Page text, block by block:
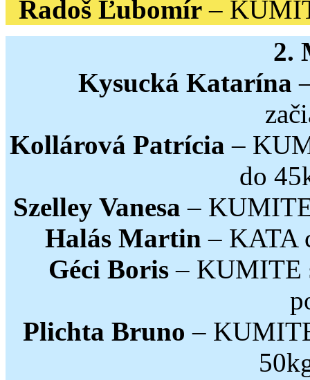
Radoš Ľubomír –
2.
Kysucká Katarína
Kollárová Patrícia –
do
Szelley Vanesa–
Halás Martin – KATA
Géci Boris – KUMITE
Plichta Bruno –